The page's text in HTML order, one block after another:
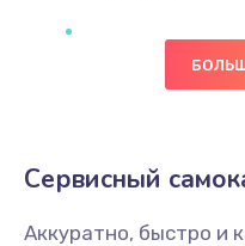
Сервисный
Аккуратно, быстро и